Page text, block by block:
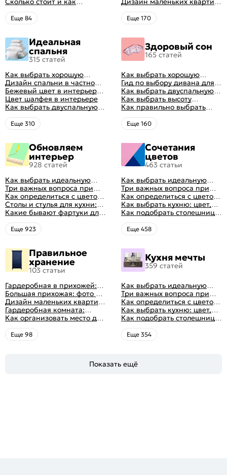
фото и идей оформления
перетянуть диван
Eще 84
47 классных идей с фото
10 идей для дизайна
интерьера с фото
Eще 170
Идеальная
спальня
315 статей
Как выбрать хорошую
кровать для сна
Дизайн спальни в частном
доме: множество идей
оформления идеальных
интерьеров
Бежевый цвет в интерьере
спальни 2024, 40 красивых
интерьеров с фото
Цвет шалфея в интерьере
Как выбрать двуспальную
кровать и матрас
правильно: советы и фото в
интерьере
Eще 310
Здоровый сон
165 статей
Как выбрать хорошую
кровать для сна
Гид по выбору дивана для
сна
Как выбрать двуспальную
кровать и матрас
правильно: советы и фото в
интерьере
Как выбрать высоту
матраса
Как правильно выбрать
ортопедический матрас
Eще 160
Обновляем
интерьер
928 статей
Как выбрать идеальную
планировку для кухни
Три важных вопроса при
выборе кухни: готовка,
посуда, комфорт
Как определиться с цветом
кухни: светлые, темные,
яркие
Столы и стулья для кухни:
советы по выбору
Какие бывают фартуки для
кухни: как правильно
выбрать
Eще 923
Сочетания
цветов
463 статьи
Как выбрать идеальную
планировку для кухни
Три важных вопроса при
выборе кухни: готовка,
посуда, комфорт
Как определиться с цветом
кухни: светлые, темные,
яркие
Как выбрать кухню: цвет,
планировка, аксессуары
Как подобрать столешницу
для кухни по цвету
Eще 458
Правильное
хранение
103 статьи
Гардеробная в прихожей:
виды, фото в интерьере,
идеи дизайна
Большая прихожая: фото с
функциональным
распределением дизайна
Дизайн маленьких квартир:
10 идей для дизайна
интерьера с фото
Гардеробная комната:
дизайн, планировка, советы
по обустройству,
распространенные ошибки
Как организовать место для
хранения на балконе
Eще 98
Кухня мечты
359 статей
Как выбрать идеальную
планировку для кухни
Три важных вопроса при
выборе кухни: готовка,
посуда, комфорт
Как определиться с цветом
кухни: светлые, темные,
яркие
Как выбрать кухню: цвет,
планировка, аксессуары
Как подобрать столешницу
для кухни по цвету
Eще 354
Показать ещё